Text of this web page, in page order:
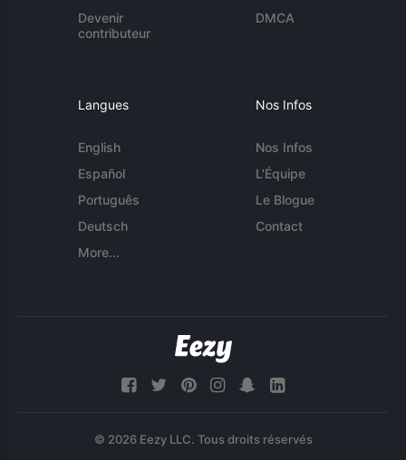
Devenir
contributeur
DMCA
Langues
English
Español
Português
Deutsch
More...
Nos Infos
Nos Infos
L'Équipe
Le Blogue
Contact
© 2026 Eezy LLC. Tous droits réservés